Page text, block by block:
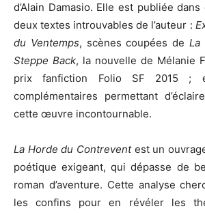
d’Alain Damasio. Elle est publiée
deux textes introuvables de l’auteur :
du Ventemps, scènes coupées de La
Steppe Back, la nouvelle de Mélanie
prix fanfiction Folio SF 2015 ;
complémentaires permettant
cette œuvre incontournable.
La Horde du Contreventest un
poétique exigeant, qui dépasse de
roman d’aventure. Cette analyse
les confins pour en révéler les